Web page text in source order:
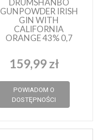
GUNPOWDER IRISH
GIN WITH
CALIFORNIA
ORANGE 43% 0,7
159,99 zł
POWIADOM O
DOSTĘPNOŚCI